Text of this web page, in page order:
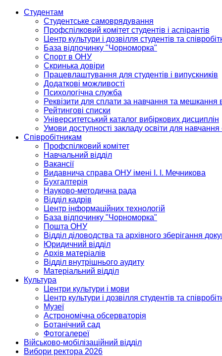
Студентам
Студентське самоврядування
Профспілковий комітет студентів і аспірантів
Центр культури і дозвілля студентів та
База відпочинку "Чорноморка"
Спорт в ОНУ
Скринька довіри
Працевлаштування для студентів і випускників
Додаткові можливості
Психологічна служба
Реквізити для сплати за навчання та мешкання
Рейтингові списки
Університетський каталог вибіркових дисциплін
Умови доступності закладу освіти для
Співробітникам
Профспілковий комітет
Навчальний відділ
Вакансії
Видавнича справа ОНУ імені І. І. Мечникова
Бухгалтерія
Науково-методична рада
Відділ кадрів
Центр інформаційних технологій
База відпочинку "Чорноморка"
Пошта ОНУ
Відділ діловодства та архівного зберігання
Юридичний відділ
Архів матеріалів
Відділ внутрішнього аудиту
Матеріальний відділ
Культура
Центри культури і мови
Центр культури і дозвілля студентів та
Музеї
Астрономічна обсерваторія
Ботанічний сад
Фотогалереї
Військово-мобілізаційний відділ
Вибори ректора 2026